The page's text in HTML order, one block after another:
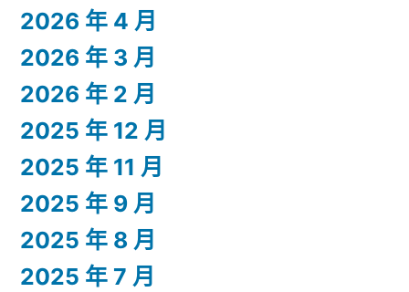
2026 年 4 月
2026 年 3 月
2026 年 2 月
2025 年 12 月
2025 年 11 月
2025 年 9 月
2025 年 8 月
2025 年 7 月